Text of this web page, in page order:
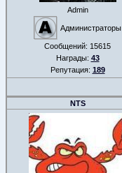
Admin
Администраторы
Сообщений: 15615
Награды: 43
Репутация: 189
NTS